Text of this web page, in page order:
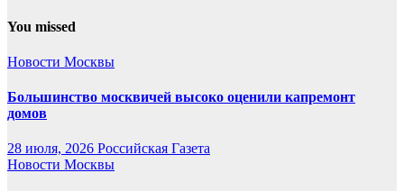
You missed
Новости Москвы
Большинство москвичей высоко оценили капремонт
домов
28 июля, 2026 Российская Газета
Новости Москвы